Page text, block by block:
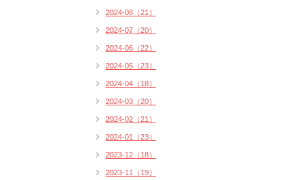
2024-08（21）
2024-07（20）
2024-06（22）
2024-05（23）
2024-04（18）
2024-03（20）
2024-02（21）
2024-01（23）
2023-12（18）
2023-11（19）